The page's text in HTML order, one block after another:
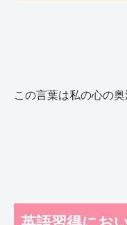
この言葉は私の心の